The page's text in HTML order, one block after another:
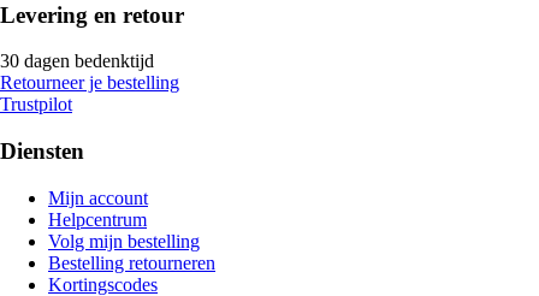
Levering en retour
30 dagen bedenktijd
Retourneer je bestelling
Trustpilot
Diensten
Mijn account
Helpcentrum
Volg mijn bestelling
Bestelling retourneren
Kortingscodes